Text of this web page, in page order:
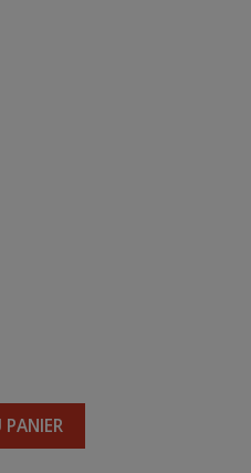
PANIER